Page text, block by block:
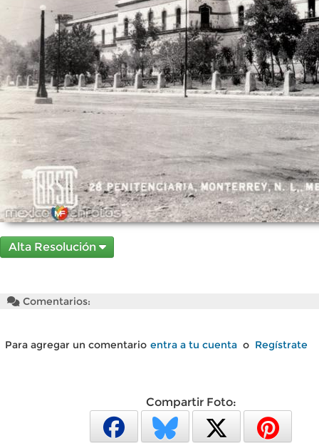
Alta Resolución
Comentarios:
Para agregar un comentario entra a tu cuenta o Regístrate
Compartir Foto: